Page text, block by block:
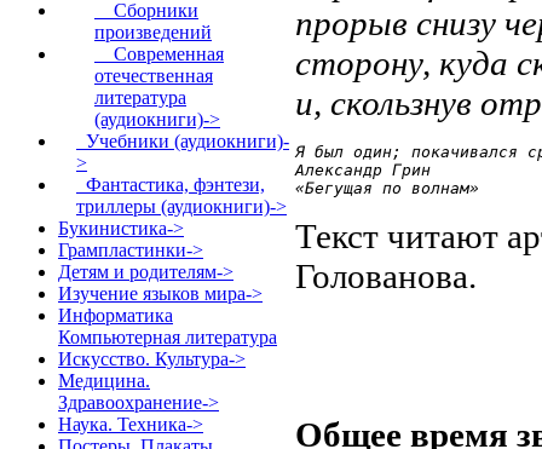
Сборники
произведений
Современная
отечественная
литература
(аудиокниги)->
Учебники (аудиокниги)-
>
Фантастика, фэнтези,
триллеры (аудиокниги)->
Букинистика->
Грампластинки->
Детям и родителям->
Изучение языков мира->
Информатика
Компьютерная литература
Искусство. Культура->
Медицина.
Здравоохранение->
Наука. Техника->
прорыв снизу
сторону, куда
и, скользнув
Александр Грин
«Бегущая по волнам»
Текст читают
Голованова.
Общее время